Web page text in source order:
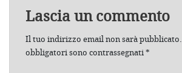
Lascia un commento
Il tuo indirizzo email non sarà pubblicato.
obbligatori sono contrassegnati*